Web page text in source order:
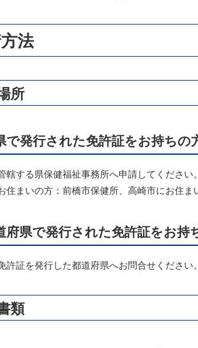
法
所
で発行された免許証をお持ちの
轄する県保健福祉事務所へ申請してください
住まいの方：前橋市保健所、高崎市にお住
府県で発行された免許証をお持
許証を発行した都道府県へお問合せください
類